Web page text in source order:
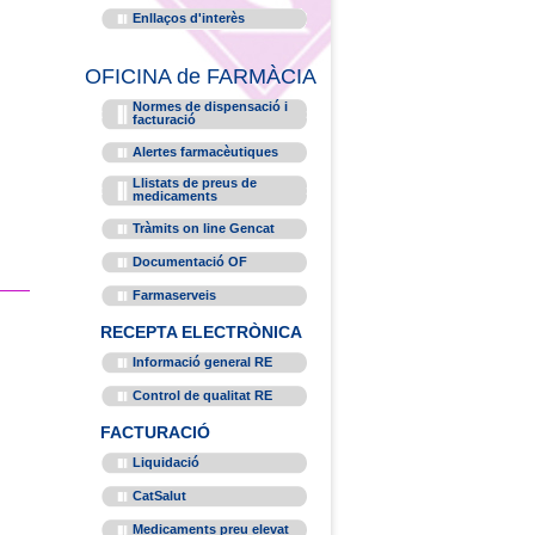
Enllaços d'interès
OFICINA de FARMÀCIA
Normes de dispensació i
facturació
Alertes farmacèutiques
Llistats de preus de
medicaments
Tràmits on line Gencat
Documentació OF
Farmaserveis
RECEPTA ELECTRÒNICA
Informació general RE
Control de qualitat RE
FACTURACIÓ
Liquidació
CatSalut
Medicaments preu elevat